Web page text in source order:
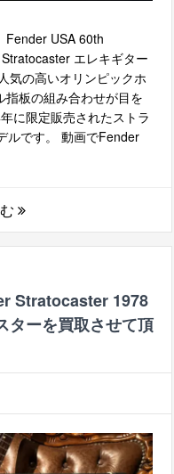
Fender USA 60th
エレキギター
気の高いオリンピックホ
指板の組み合わせが目を
に限定販売されたストラ
ルです。 動画でFender
Stratocaster 1978
ターを買取させて頂